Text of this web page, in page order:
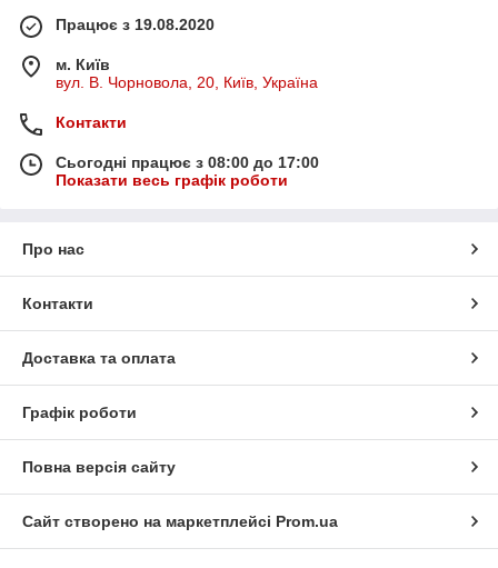
Працює з 19.08.2020
м. Київ
вул. В. Чорновола, 20, Київ, Україна
Контакти
Сьогодні працює з 08:00 до 17:00
Показати весь графік роботи
Про нас
Контакти
Доставка та оплата
Графік роботи
Повна версія сайту
Сайт створено на маркетплейсі Prom.ua